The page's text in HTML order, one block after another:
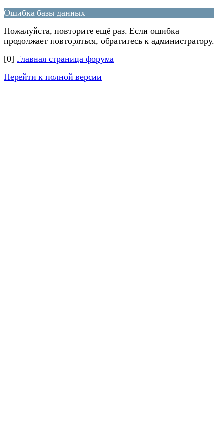
Ошибка базы данных
Пожалуйста, повторите ещё раз. Если ошибка
продолжает повторяться, обратитесь к администратору.
[0] Главная страница форума
Перейти к полной версии